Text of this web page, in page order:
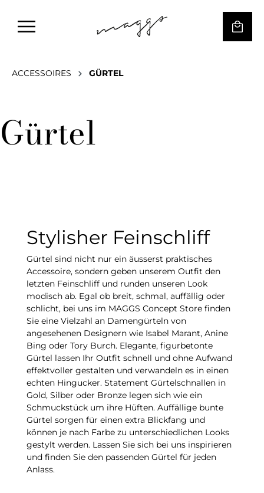
ACCESSOIRES GÜRTEL
Gürtel
Stylisher Feinschliff
Gürtel sind nicht nur ein äusserst praktisches
Accessoire, sondern geben unserem Outfit den
letzten Feinschliff und runden unseren Look
modisch ab. Egal ob breit, schmal, auffällig oder
schlicht, bei uns im MAGGS Concept Store finden
Sie eine Vielzahl an Damengürteln von
angesehenen Designern wie Isabel Marant, Anine
Bing oder Tory Burch. Elegante, figurbetonte
Gürtel lassen Ihr Outfit schnell und ohne Aufwand
effektvoller gestalten und verwandeln es in einen
echten Hingucker. Statement Gürtelschnallen in
Gold, Silber oder Bronze legen sich wie ein
Schmuckstück um ihre Hüften. Auffällige bunte
Gürtel sorgen für einen extra Blickfang und
können je nach Farbe zu unterschiedlichen Looks
gestylt werden. Lassen Sie sich bei uns inspirieren
und finden Sie den passenden Gürtel für jeden
Anlass.